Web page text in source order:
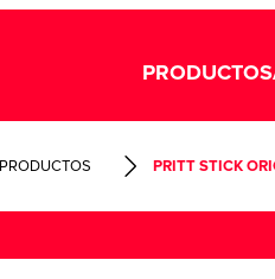
PRODUCTOS
PRODUCTOS PRITT STICK